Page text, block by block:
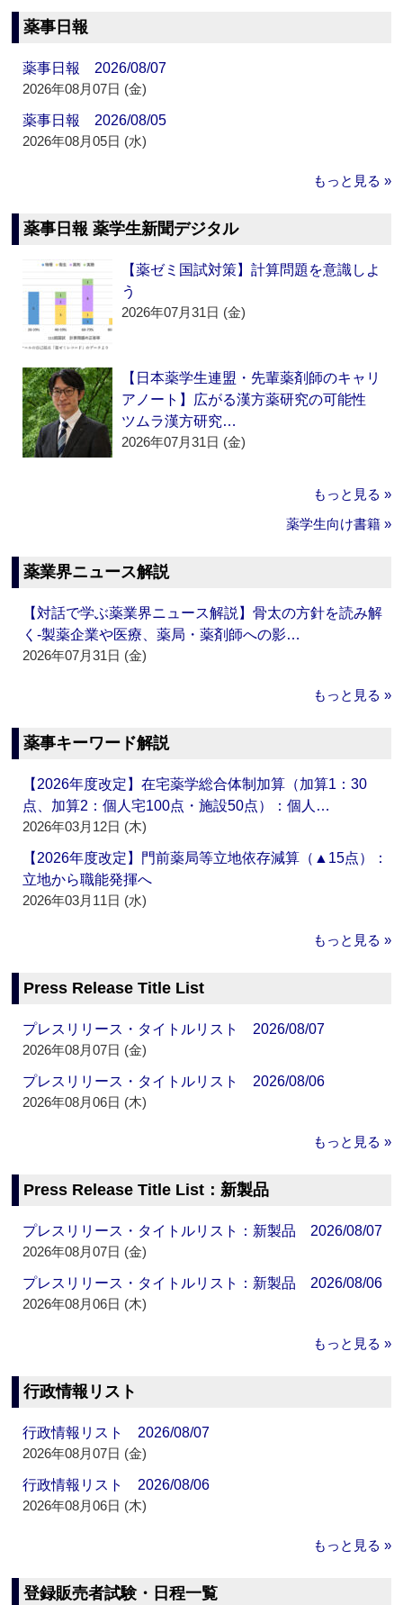
薬事日報
薬事日報 2026/08/07
2026年08月07日 (金)
薬事日報 2026/08/05
2026年08月05日 (水)
もっと見る »
薬事日報 薬学生新聞デジタル
【薬ゼミ国試対策】計算問題を意識しよ
う
2026年07月31日 (金)
【日本薬学生連盟・先輩薬剤師のキャリ
アノート】広がる漢方薬研究の可能性
ツムラ漢方研究…
2026年07月31日 (金)
もっと見る »
薬学生向け書籍 »
薬業界ニュース解説
【対話で学ぶ薬業界ニュース解説】骨太の方針を読み解
く‐製薬企業や医療、薬局・薬剤師への影…
2026年07月31日 (金)
もっと見る »
薬事キーワード解説
【2026年度改定】在宅薬学総合体制加算（加算1：30
点、加算2：個人宅100点・施設50点）：個人…
2026年03月12日 (木)
【2026年度改定】門前薬局等立地依存減算（▲15点）：
立地から職能発揮へ
2026年03月11日 (水)
もっと見る »
Press Release Title List
プレスリリース・タイトルリスト 2026/08/07
2026年08月07日 (金)
プレスリリース・タイトルリスト 2026/08/06
2026年08月06日 (木)
もっと見る »
Press Release Title List：新製品
プレスリリース・タイトルリスト：新製品 2026/08/07
2026年08月07日 (金)
プレスリリース・タイトルリスト：新製品 2026/08/06
2026年08月06日 (木)
もっと見る »
行政情報リスト
行政情報リスト 2026/08/07
2026年08月07日 (金)
行政情報リスト 2026/08/06
2026年08月06日 (木)
もっと見る »
登録販売者試験・日程一覧